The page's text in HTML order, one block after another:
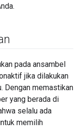
pada ansambel
jika dilakukan
Dengan memastikan
yang berada di
selalu ada
memilih